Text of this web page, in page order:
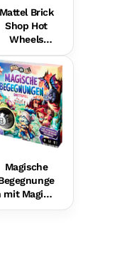
ge Version
Mattel Brick
Shop Hot
Wheels
Custom ’62
Chevy
Pickup
(858
Teile), Für
Sammler
Magische
mit Magic 8
Ball